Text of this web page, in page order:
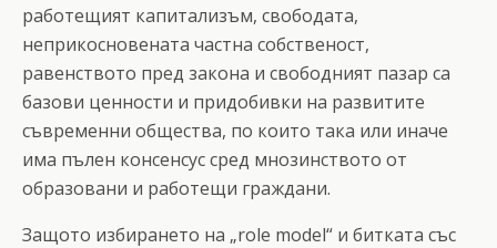
работещият капитализъм, свободата,
неприкосновената частна собственост,
равенството пред закона и свободният пазар са
базови ценности и придобивки на развитите
съвременни общества, по които така или иначе
има пълен консенсус сред мнозинството от
образовани и работещи граждани.
Защото избирането на „role model“ и битката със